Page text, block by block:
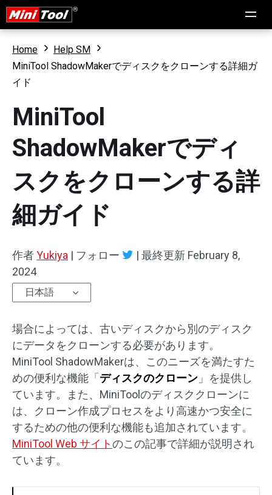
Home
Help SM
MiniTool ShadowMakerでディスクをクローンする詳細ガ
イド
MiniTool
ShadowMakerでディ
スクをクローンする詳
細ガイド
作者Yukiya | フォロー | 最終更新 February 8,
2024
日本語
場合によっては、古いディスクから別のディスク
にデータをクローンする必要があります。
MiniTool ShadowMakerは、このニーズを満たすた
めの便利な機能「 ディスクのクローン 」を提供し
ています。また、MiniToolのディスククローンに
は、クローン作成プロセスをより高速かつ安全に
するための他の便利な機能も追加されています。
MiniTool Web サイトのこの記事で詳細が説明され
ています。